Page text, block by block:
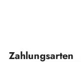
Zahlungsarten